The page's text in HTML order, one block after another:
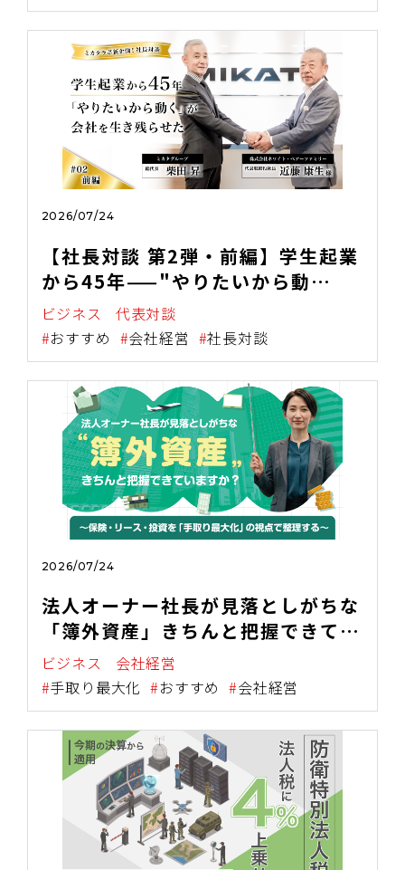
2026/07/24
【社長対談 第2弾・前編】学生起業
から45年——"やりたいから動
く"が、会社を生き残らせた
ビジネス
代表対談
おすすめ
会社経営 社長対談
2026/07/24
法人オーナー社長が見落としがちな
「簿外資産」きちんと把握できてい
ますか？ 〜保険・リース・投資を
「手取り最大化」の視点で整理す
る〜
ビジネス
会社経営
手取り最大化
おすすめ 会社経営